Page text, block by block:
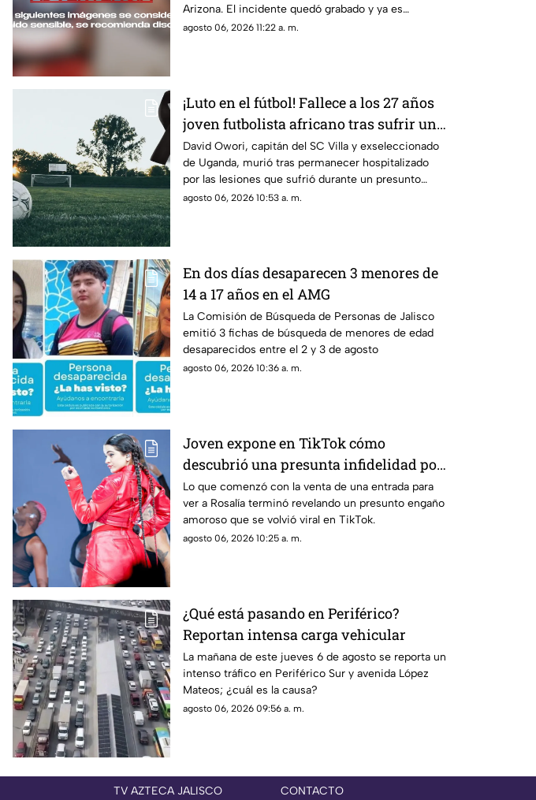
Arizona. El incidente quedó grabado y ya es
investigado por las autoridades.
agosto 06, 2026 11:22 a. m.
¡Luto en el fútbol! Fallece a los 27 años
joven futbolista africano tras sufrir un
presunto asalto
David Owori, capitán del SC Villa y exseleccionado
de Uganda, murió tras permanecer hospitalizado
por las lesiones que sufrió durante un presunto
intento de asalto cerca de su domicilio.
agosto 06, 2026 10:53 a. m.
En dos días desaparecen 3 menores de
14 a 17 años en el AMG
La Comisión de Búsqueda de Personas de Jalisco
emitió 3 fichas de búsqueda de menores de edad
desaparecidos entre el 2 y 3 de agosto
agosto 06, 2026 10:36 a. m.
Joven expone en TikTok cómo
descubrió una presunta infidelidad por
un boleto de Rosalía
Lo que comenzó con la venta de una entrada para
ver a Rosalía terminó revelando un presunto engaño
amoroso que se volvió viral en TikTok.
agosto 06, 2026 10:25 a. m.
¿Qué está pasando en Periférico?
Reportan intensa carga vehicular
La mañana de este jueves 6 de agosto se reporta un
intenso tráfico en Periférico Sur y avenida López
Mateos; ¿cuál es la causa?
agosto 06, 2026 09:56 a. m.
TV AZTECA JALISCO CONTACTO